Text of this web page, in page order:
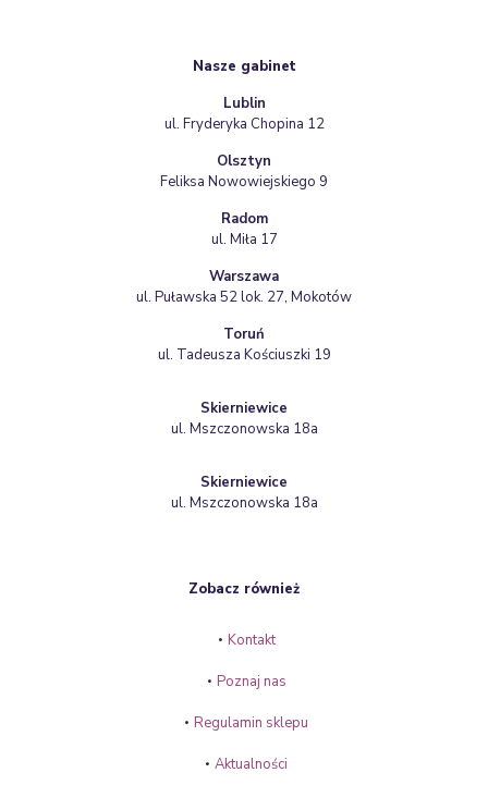
Nasze gabinet
Lublin
ul. Fryderyka Chopina 12
Olsztyn
Feliksa Nowowiejskiego 9
Radom
ul. Miła 17
Warszawa
ul. Puławska 52 lok. 27, Mokotów
Toruń
ul. Tadeusza Kościuszki 19
Skierniewice
ul. Mszczonowska 18a
Skierniewice
ul. Mszczonowska 18a
Zobacz również
Kontakt
Poznaj nas
Regulamin sklepu
Aktualności